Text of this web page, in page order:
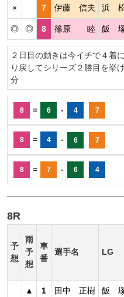
× 7 伊藤 信夫 浜
◎ ◎ 8 篠原 睦 飯
２日目の動きは今イチで４着
り戻してシリーズ２勝目を挙
分
8 = 6 - 4 7
8 = 4 - 6 7
8 = 7 - 6 4
8R
予
想
雨
予
想
車
番
選手名 LG
▲ 1 田中 正樹 飯